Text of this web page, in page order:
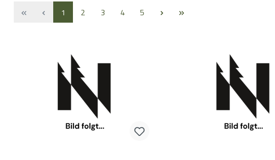
Page
1 Page
2 Page
3 Page
4 Page
5